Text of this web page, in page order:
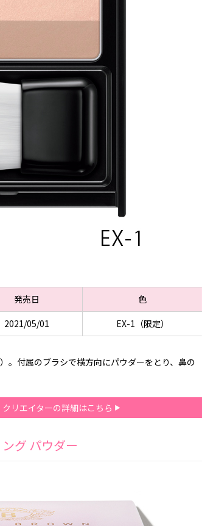
発売日
色
2021/05/01 EX-1（限定）
。付属のブラシで横方向にパウダーをとり、鼻の
リエイターの詳細はこちら
グ パウダー